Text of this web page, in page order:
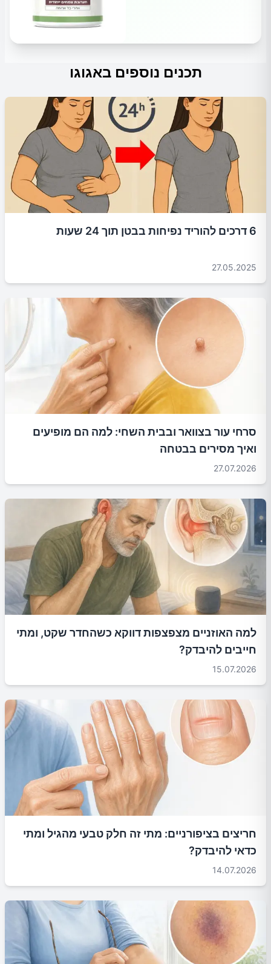
תכנים נוספים באגוגו
6 דרכים להוריד נפיחות בבטן תוך 24 שעות
27.05.2025
סרחי עור בצוואר ובבית השחי: למה הם מופיעים
ואיך מסירים בבטחה
27.07.2026
למה האוזניים מצפצפות דווקא כשהחדר שקט, ומתי
חייבים להיבדק?
15.07.2026
חריצים בציפורניים: מתי זה חלק טבעי מהגיל ומתי
כדאי להיבדק?
14.07.2026